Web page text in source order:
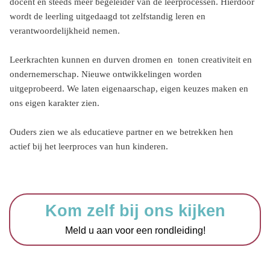
wordt de leerling uitgedaagd tot zelfstandig leren en
verantwoordelijkheid nemen.
Leerkrachten kunnen en durven dromen en tonen creativiteit en
ondernemerschap. Nieuwe ontwikkelingen worden
uitgeprobeerd. We laten eigenaarschap, eigen keuzes maken en
ons eigen karakter zien.
Ouders zien we als educatieve partner en we betrekken hen
actief bij het leerproces van hun kinderen.
Kom zelf bij ons kijken
Meld u aan voor een rondleiding!